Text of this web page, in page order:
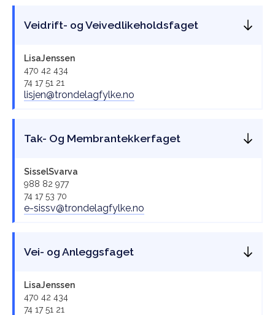
Veidrift- og Veivedlikeholdsfaget
LisaJenssen
470 42 434
74 17 51 21
lisjen@trondelagfylke.no
Tak- Og Membrantekkerfaget
SisselSvarva
988 82 977
74 17 53 70
e-sissv@trondelagfylke.no
Vei- og Anleggsfaget
LisaJenssen
470 42 434
74 17 51 21